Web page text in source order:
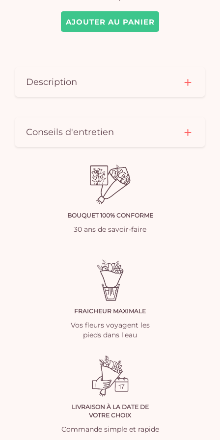
AJOUTER AU PANIER
Description
Conseils d'entretien
BOUQUET 100% CONFORME
30 ans de savoir-faire
FRAICHEUR MAXIMALE
Vos fleurs voyagent les
pieds dans l'eau
LIVRAISON À LA DATE DE
VOTRE CHOIX
Commande simple et rapide